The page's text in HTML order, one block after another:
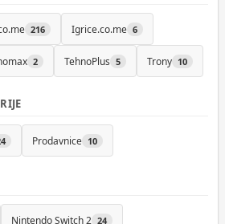
216 Igrice.co.me 6
2 TehnoPlus 5 Trony 10
Prodavnice 10
Nintendo Switch 2 24